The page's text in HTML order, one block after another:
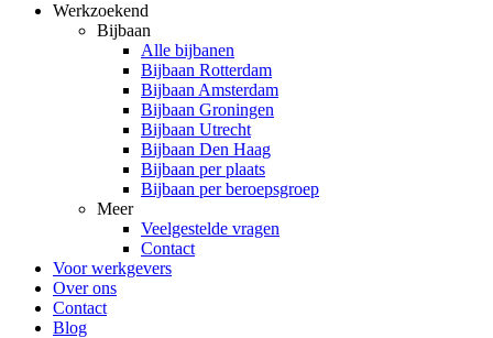
Werkzoekend
Bijbaan
Alle bijbanen
Bijbaan Rotterdam
Bijbaan Amsterdam
Bijbaan Groningen
Bijbaan Utrecht
Bijbaan Den Haag
Bijbaan per plaats
Bijbaan per beroepsgroep
Meer
Veelgestelde vragen
Contact
Voor werkgevers
Over ons
Contact
Blog